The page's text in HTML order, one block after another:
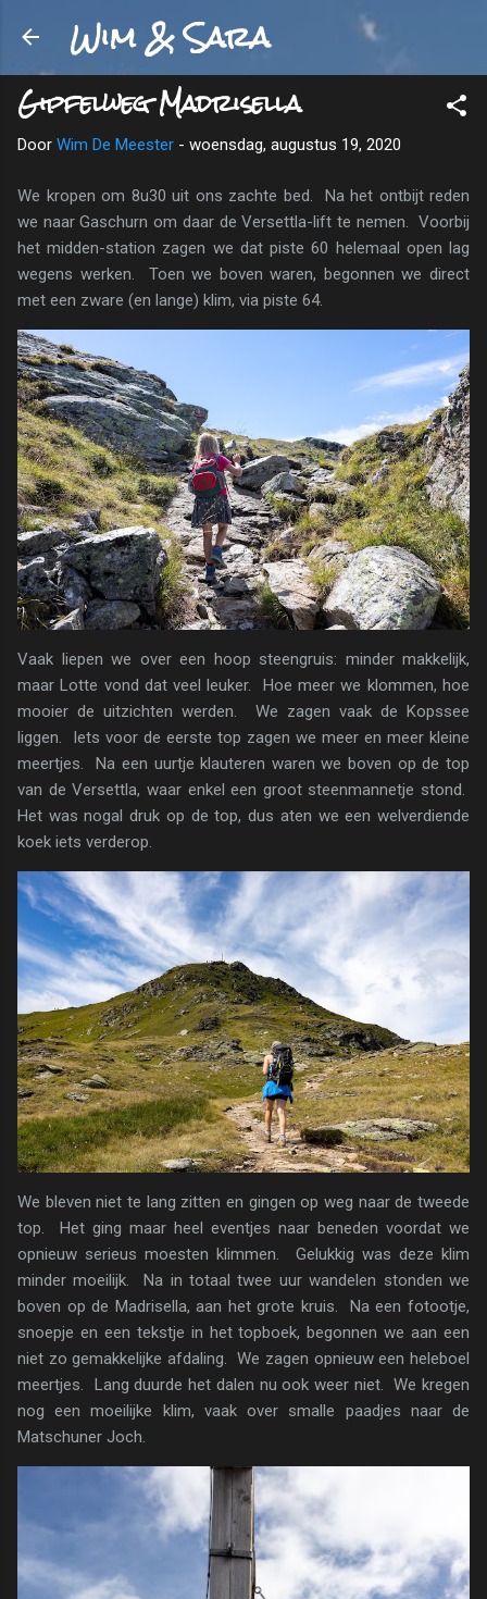
Doorgaan naar hoofdcontent
Wim & Sara
Gipfelweg Madrisella
Door Wim De Meester - woensdag, augustus 19, 2020
We kropen om 8u30 uit ons zachte bed. Na het ontbijt reden
we naar Gaschurn om daar de Versettla-lift te nemen. Voorbij
het midden-station zagen we dat piste 60 helemaal open lag
wegens werken. Toen we boven waren, begonnen we direct
met een zware (en lange) klim, via piste 64.
Vaak liepen we over een hoop steengruis: minder makkelijk,
maar Lotte vond dat veel leuker. Hoe meer we klommen, hoe
mooier de uitzichten werden. We zagen vaak de Kopssee
liggen. Iets voor de eerste top zagen we meer en meer kleine
meertjes. Na een uurtje klauteren waren we boven op de top
van de Versettla, waar enkel een groot steenmannetje stond.
Het was nogal druk op de top, dus aten we een welverdiende
koek iets verderop.
We bleven niet te lang zitten en gingen op weg naar de tweede
top. Het ging maar heel eventjes naar beneden voordat we
opnieuw serieus moesten klimmen. Gelukkig was deze klim
minder moeilijk. Na in totaal twee uur wandelen stonden we
boven op de Madrisella, aan het grote kruis. Na een fotootje,
snoepje en een tekstje in het topboek, begonnen we aan een
niet zo gemakkelijke afdaling. We zagen opnieuw een heleboel
meertjes. Lang duurde het dalen nu ook weer niet. We kregen
nog een moeilijke klim, vaak over smalle paadjes naar de
Matschuner Joch.